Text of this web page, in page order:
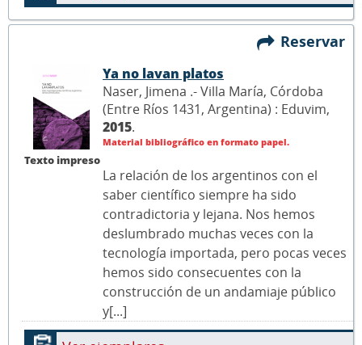
Reservar
Texto impreso
Ya no lavan platos
Naser, Jimena .- Villa María, Córdoba
(Entre Ríos 1431, Argentina) : Eduvim,
2015.
Material bibliográfico en formato papel.
La relación de los argentinos con el
saber científico siempre ha sido
contradictoria y lejana. Nos hemos
deslumbrado muchas veces con la
tecnología importada, pero pocas veces
hemos sido consecuentes con la
construcción de un andamiaje público
y[...]